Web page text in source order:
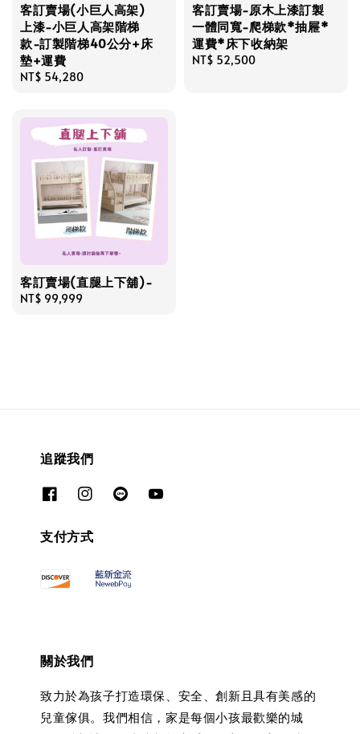
客訂賣場(小巨人高架)
上漆-小巨人高架階梯
款-訂製階梯40公分+床
墊+運費
Regular
NT$ 54,280
客訂賣場-原木上漆訂製
一體同寬-爬梯款*抽屜*
運費*床下收納架
Regular
NT$ 52,500
客訂賣場(直腿上下舖)-
Regular
NT$ 99,999
追蹤我們
支付方式
關於我們
致力於為孩子打造環保、安全、創新且具有美感的
兒童傢俱。我們相信，家是每個小孩最歡樂的城